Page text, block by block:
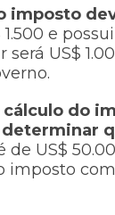
imposto
e
US$
do
determinar
de US$
imposto